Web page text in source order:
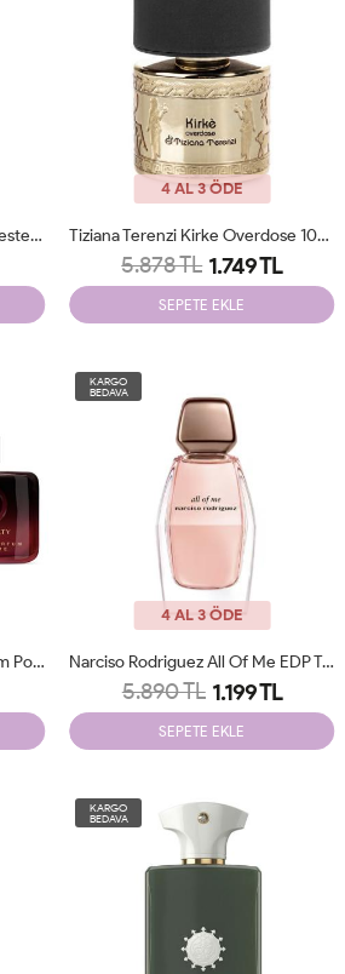
Initio Narcotic Delight 90 Ml Tester Parfum
4 AL 3 ÖDE
Tiziana Terenzi Kirke Overdose 100 Ml Tester Parfum
5.878 TL 1.749 TL
SEPETE EKLE
Gucci Guilty Absolu De Parfum Pour Femme EDP 60 Ml JLT
KARGO
BEDAVA
4 AL 3 ÖDE
Narciso Rodriguez All Of Me EDP Tester 90 Ml
5.890 TL 1.199 TL
SEPETE EKLE
KARGO
BEDAVA